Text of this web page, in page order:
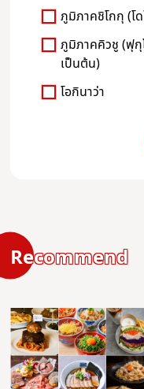
ภูมิภาคชิโกกุ (โ
ภูมิภาคคิวชู (ฟุกุ
เป็นต้น)
โอกินาว่า
Recommend